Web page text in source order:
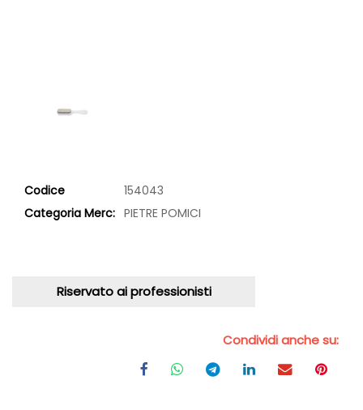
Codice
154043
Categoria Merc: PIETRE POMICI
Riservato ai professionisti
Condividi anche su: